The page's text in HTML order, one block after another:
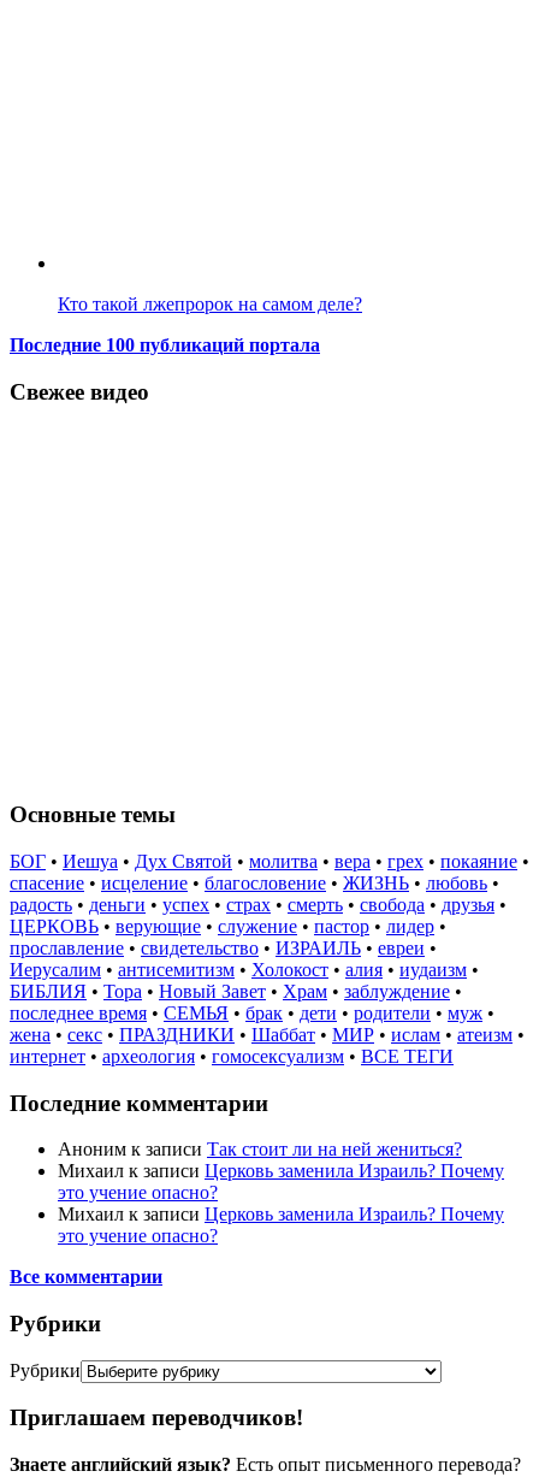
Кто такой лжепророк на самом деле?
Последние 100 публикаций портала
Свежее видео
Основные темы
БОГ • Иешуа • Дух Святой • молитва • вера • грех • покаяние •
спасение • исцеление • благословение • ЖИЗНЬ • любовь •
радость • деньги • успех • страх • смерть • свобода • друзья •
ЦЕРКОВЬ • верующие • служение • пастор • лидер •
прославление • свидетельство • ИЗРАИЛЬ • евреи •
Иерусалим • антисемитизм • Холокост • алия • иудаизм •
БИБЛИЯ • Тора • Новый Завет • Храм • заблуждение •
последнее время • СЕМЬЯ • брак • дети • родители • муж •
жена • секс • ПРАЗДНИКИ • Шаббат • МИР • ислам • атеизм •
интернет • археология • гомосексуализм • ВСЕ ТЕГИ
Последние комментарии
Аноним к записи Так стоит ли на ней жениться?
Михаил к записи Церковь заменила Израиль? Почему
это учение опасно?
Михаил к записи Церковь заменила Израиль? Почему
это учение опасно?
Все комментарии
Рубрики
Рубрики
Приглашаем переводчиков!
Знаете английский язык? Есть опыт письменного перевода?